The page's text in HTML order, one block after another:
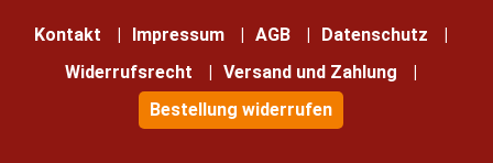
Kontakt Impressum AGB
Datenschutz
Widerrufsrecht
Versand und Zahlung
Bestellung widerrufen